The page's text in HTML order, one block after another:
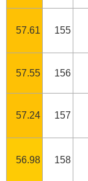
57.61 155
57.55 156
57.24 157
56.98 158